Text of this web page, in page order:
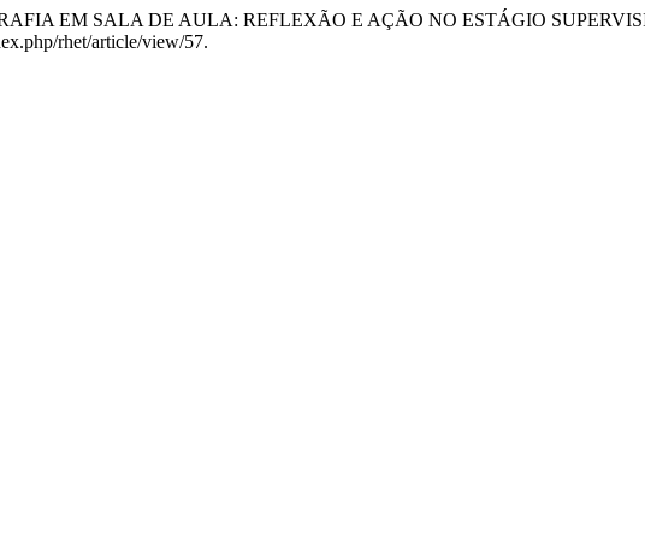
EM SALA DE AULA: REFLEXÃO E AÇÃO NO ESTÁGIO
rhet/article/view/57.